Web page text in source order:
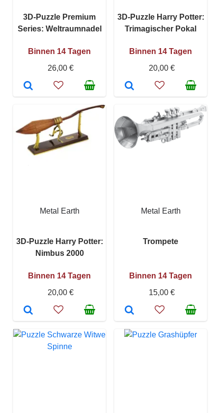
3D-Puzzle Premium
Series: Weltraumnadel
Binnen 14 Tagen
26,00 €
3D-Puzzle Harry Potter:
Trimagischer Pokal
Binnen 14 Tagen
20,00 €
Metal Earth
3D-Puzzle Harry Potter:
Nimbus 2000
Binnen 14 Tagen
20,00 €
Metal Earth
Trompete
Binnen 14 Tagen
15,00 €